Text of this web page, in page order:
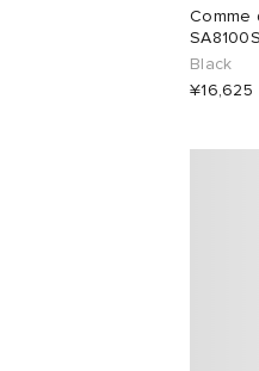
Comme
Black
¥16,625